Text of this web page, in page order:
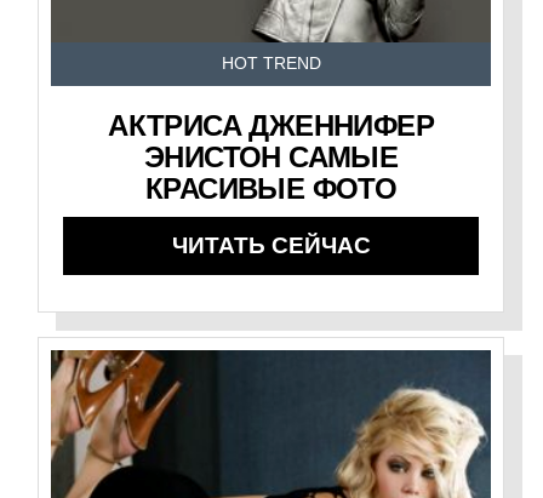
HOT TREND
АКТРИСА ДЖЕННИФЕР
ЭНИСТОН САМЫЕ
КРАСИВЫЕ ФОТО
ЧИТАТЬ СЕЙЧАС